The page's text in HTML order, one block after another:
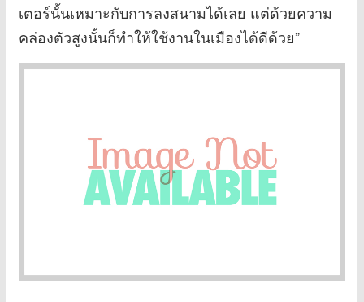
เตอร์นั้นเหมาะกับการลงสนามได้เลย แต่ด้วยความ
คล่องตัวสูงนั้นก็ทำให้ใช้งานในเมืองได้ดีด้วย”